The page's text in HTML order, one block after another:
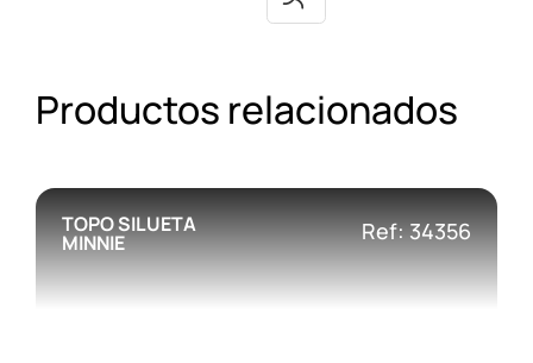
Productos relacionados
TOPO SILUETA
MINNIE Ref: 34356